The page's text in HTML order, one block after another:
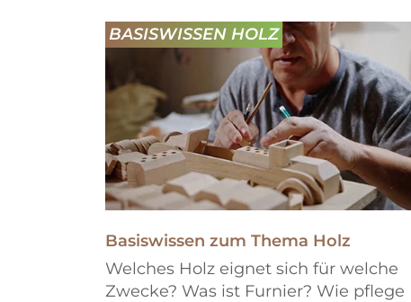
BASISWISSEN HOLZ
Basiswissen zum Thema Holz
Welches Holz eignet sich für welche
Zwecke? Was ist Furnier? Wie pflege